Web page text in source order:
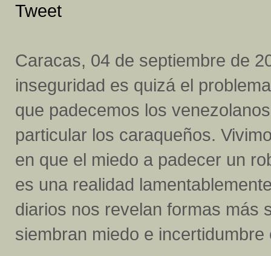
Tweet
Caracas, 04 de septiembre de
inseguridad es quizá el
que padecemos los
particular los caraqueños.
en que el miedo a padecer un
es una realidad
diarios nos revelan formas más
siembran miedo e